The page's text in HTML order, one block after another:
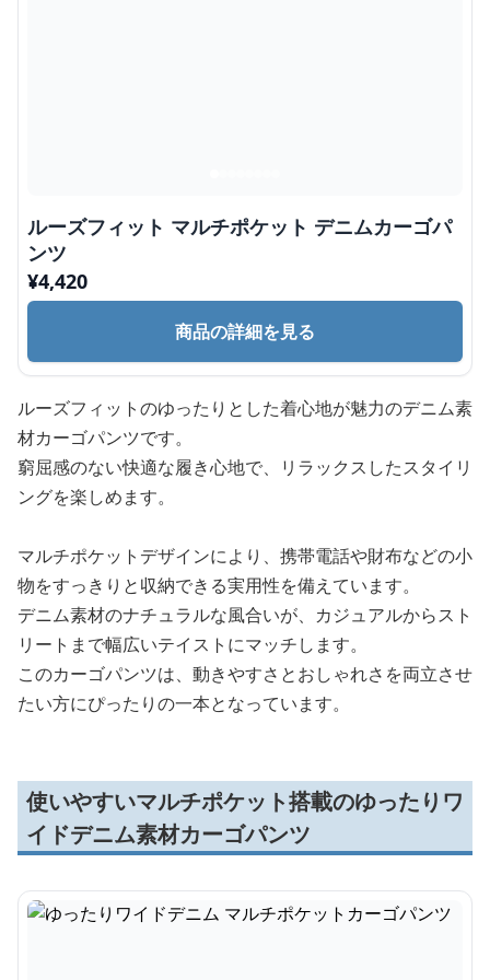
ルーズフィット マルチポケット デニムカーゴパ
ンツ
¥4,420
商品の詳細を見る
ルーズフィットのゆったりとした着心地が魅力のデニム素
材カーゴパンツです。
窮屈感のない快適な履き心地で、リラックスしたスタイリ
ングを楽しめます。
マルチポケットデザインにより、携帯電話や財布などの小
物をすっきりと収納できる実用性を備えています。
デニム素材のナチュラルな風合いが、カジュアルからスト
リートまで幅広いテイストにマッチします。
このカーゴパンツは、動きやすさとおしゃれさを両立させ
たい方にぴったりの一本となっています。
使いやすいマルチポケット搭載のゆったりワ
イドデニム素材カーゴパンツ